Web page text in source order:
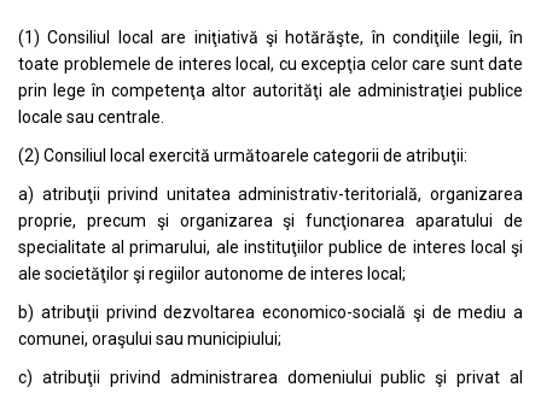
(1) Consiliul local are iniţiativă şi hotărăşte, în condiţiile legii, în
toate problemele de interes local, cu excepţia celor care sunt date
prin lege în competenţa altor autorităţi ale administraţiei publice
locale sau centrale.
(2) Consiliul local exercită următoarele categorii de atribuţii:
a) atribuţii privind unitatea administrativ-teritorială, organizarea
proprie, precum şi organizarea şi funcţionarea aparatului de
specialitate al primarului, ale instituţiilor publice de interes local şi
ale societăţilor şi regiilor autonome de interes local;
b) atribuţii privind dezvoltarea economico-socială şi de mediu a
comunei, oraşului sau municipiului;
c) atribuţii privind administrarea domeniului public şi privat al